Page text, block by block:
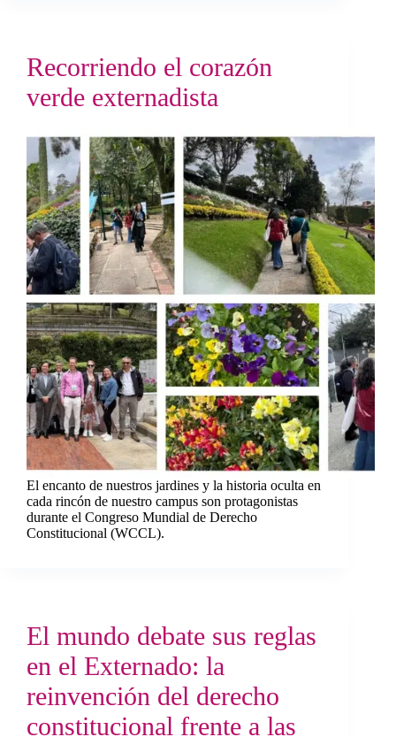
Recorriendo el corazón
verde externadista
El encanto de nuestros jardines y la historia oculta en
cada rincón de nuestro campus son protagonistas
durante el Congreso Mundial de Derecho
Constitucional (WCCL).
El mundo debate sus reglas
en el Externado: la
reinvención del derecho
constitucional frente a las